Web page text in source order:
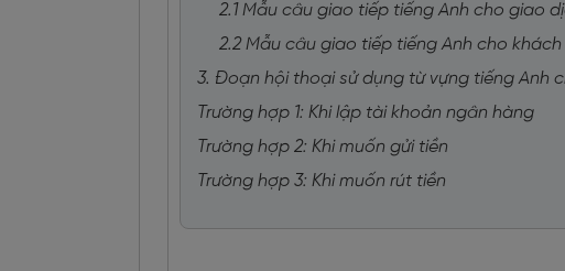
2.1 Mẫu câu giao tiếp tiếng Anh cho giao
2.2 Mẫu câu giao tiếp tiếng Anh cho
3. Đoạn hội thoại sử dụng từ vựng tiếng Anh
Trường hợp 1: Khi lập tài khoản ngân hàng
Trường hợp 2: Khi muốn gửi tiền
Trường hợp 3: Khi muốn rút tiền